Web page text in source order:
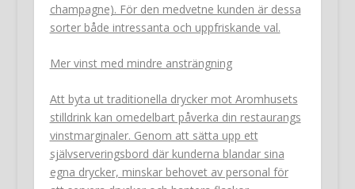
champagne). För den medvetne kunden är dessa
sorter både intressanta och uppfriskande val.
Mer vinst med mindre ansträngning
Att byta ut traditionella drycker mot Aromhusets
stilldrink kan omedelbart påverka din restaurangs
vinstmarginaler. Genom att sätta upp ett
självserveringsbord där kunderna blandar sina
egna drycker, minskar behovet av personal för